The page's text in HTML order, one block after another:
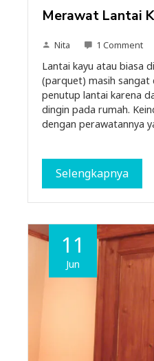
Merawat Lantai
Nita 1 Comment
Lantai kayu atau biasa
(parquet) masih sangat
penutup lantai karena
dingin pada rumah.
dengan perawatannya
Selengkapnya
11
Jun